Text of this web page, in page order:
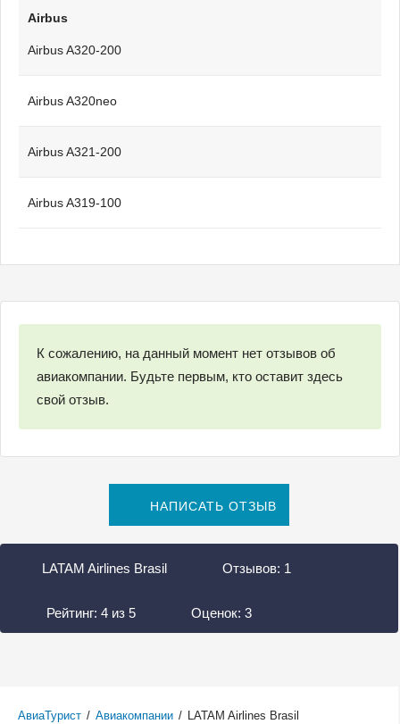
Airbus
Airbus A320-200
Airbus A320neo
Airbus A321-200
Airbus A319-100
К сожалению, на данный момент нет отзывов об
авиакомпании. Будьте первым, кто оставит здесь
свой отзыв.
НАПИСАТЬ ОТЗЫВ
LATAM Airlines Brasil Отзывов: 1
Рейтинг: 4 из 5 Оценок: 3
АвиаТурист / Авиакомпании / LATAM Airlines Brasil